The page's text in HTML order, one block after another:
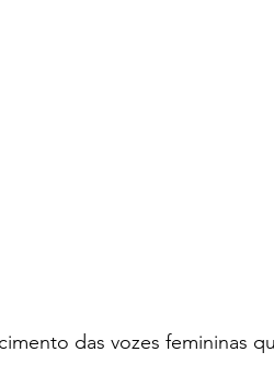
das vozes femininas